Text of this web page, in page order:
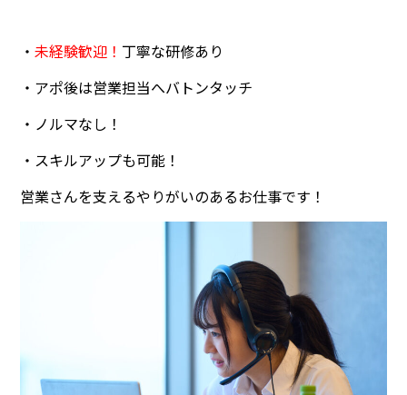
・未経験歓迎！ 丁寧な研修あり
・アポ後は営業担当へバトンタッチ
・ノルマなし！
・スキルアップも可能！
営業さんを支えるやりがいのあるお仕事です！